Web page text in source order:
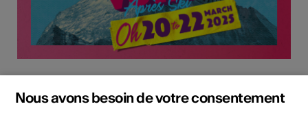
Verein Hola Zermatt
Nous avons besoin de votre consentement